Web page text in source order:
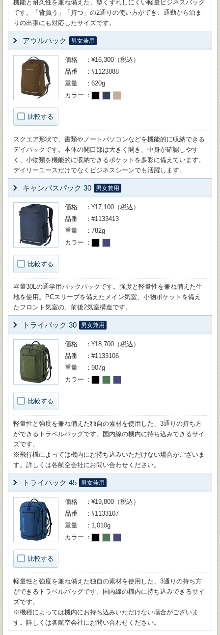
機能と耐久性を兼ね備えた、型くずれしにくい軽量ビジネスバッグ
です。「背負う」「持つ」の2通りの使い方ができ、通勤から泊ま
りの出張にも対応したサイズです。
アウルパック 男女兼用
比較する
価格
¥16,300（税込）
品番
#1123888
重量
620g
カラー
スクエア形状で、書類やノートパソコンなどを機能的に収納できる
デイパックです。本体の開口部は大きく開き、中身が確認しやす
く、小物類を機能的に収納できるポケットを多彩に備えています。
デイリーユースだけでなくビジネスシーンでも活躍します。
キャンパスパック 30 男女兼用
比較する
価格
¥17,100（税込）
品番
#1133413
重量
782g
カラー
容量30Lの通学用バックパックです。強度と軽量性を兼ね備えた生
地を使用。PCスリーブを備えたメイン気室、小物ポケットを備え
たフロント気室の、前後2気室構造です。
トライパック 30 男女兼用
比較する
価格
¥18,700（税込）
品番
#1133106
重量
907g
カラー
軽量性と強度を兼ね備えた独自の素材を使用した、3通りの持ち方
ができるトラベルバッグです。国内線の機内に持ち込みできるサイ
ズです。
※飛行機によっては機内にお持ち込みいただけない場合がございま
す。詳しくは各航空会社にお問い合わせください。
トライパック 45 男女兼用
比較する
価格
¥19,800（税込）
品番
#1133107
重量
1,010g
カラー
軽量性と強度を兼ね備えた独自の素材を使用した、3通りの持ち方
ができるトラベルバッグです。国内線の機内に持ち込みできるサイ
ズです。
※機種によっては機内にお持ち込みいただけない場合がございま
す。詳しくは各航空会社にお問い合わせください。